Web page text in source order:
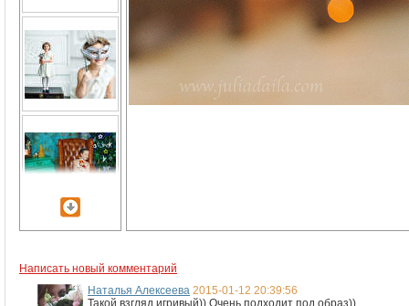
Написать новый комментарий
Наталья Алексеева 2015-01-12 20:39:56
Такой взгляд игривый)) Очень подходит под образ))